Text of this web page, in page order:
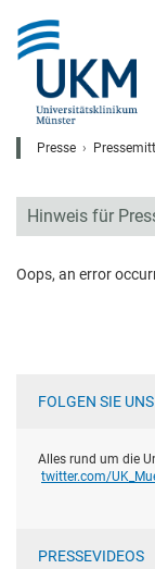
Presse
Hinweis für
Oops, an error
FOLGEN SIE
Alles rund um die
twitter.com/
PRESSEVIDEOS